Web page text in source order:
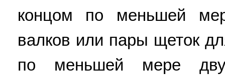
концом по меньшей
валков или пары щеток
по меньшей мере